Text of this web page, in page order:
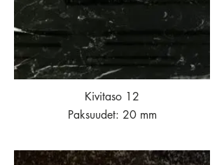
Kivitaso 12
Paksuudet: 20 mm